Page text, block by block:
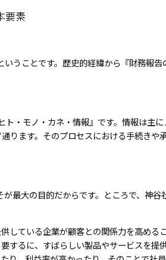
うことです。歴史的経緯から『財務報告
ト・モノ・カネ・情報』です。情報は主に
ります。そのプロセスにおける手続きや
最大の目的だからです。ところで、神谷
している企業が顧客との関係力を高める
するに、すばらしい製品やサービスを提